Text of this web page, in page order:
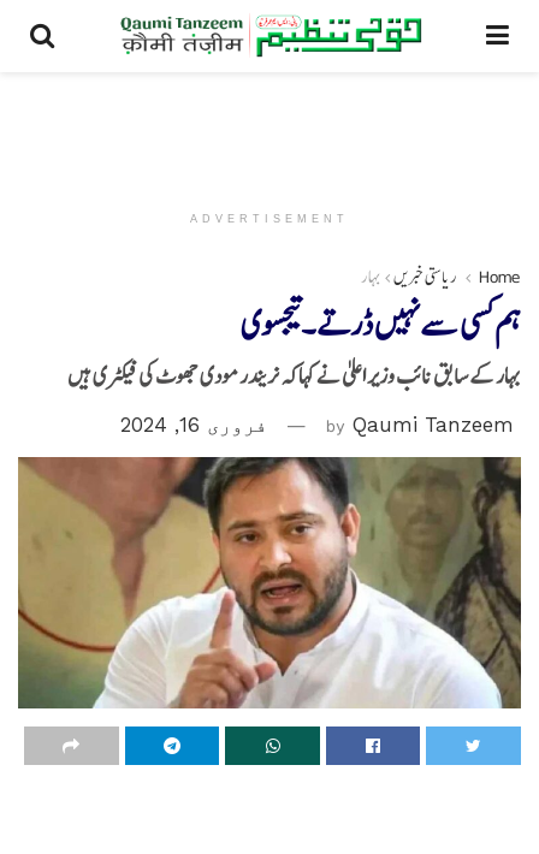
ADVERTISEMENT
Home ریاستی خبریں بہار
ہم کسی سے نہیں ڈرتے۔تیجسوی
بہار کے سابق نائب وزیر اعلیٰ نے کہاکہ نریندر مودی جھوٹ کی فیکٹری ہیں
by Qaumi Tanzeem فروری 16, 2024